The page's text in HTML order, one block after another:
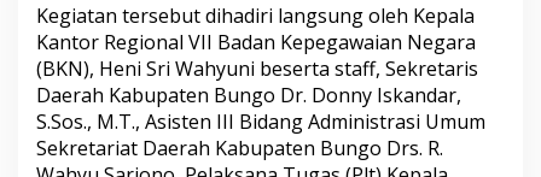
n
t
K
a
b
u
p
Kegiatan tersebut dihadiri langsung oleh Kepala
Kantor Regional VII Badan Kepegawaian Negara
(BKN), Heni Sri Wahyuni beserta staff, Sekretaris
Daerah Kabupaten Bungo Dr. Donny Iskandar,
S.Sos., M.T., Asisten III Bidang Administrasi Umum
Sekretariat Daerah Kabupaten Bungo Drs. R.